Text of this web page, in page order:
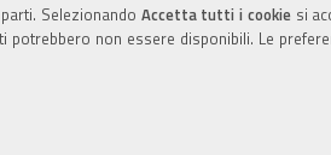
Selezionando Accetta tutti i cookiesi
non essere disponibili. Le